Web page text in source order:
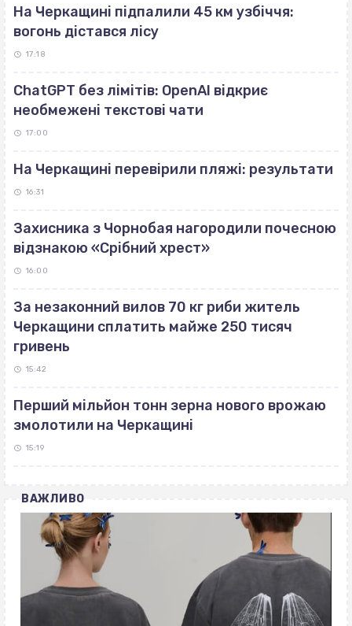
На Черкащині підпалили 45 км узбіччя:
вогонь дістався лісу
17:18
ChatGPT без лімітів: OpenAI відкриє
необмежені текстові чати
17:00
На Черкащині перевірили пляжі: результати
16:31
Захисника з Чорнобая нагородили почесною
відзнакою «Срібний хрест»
16:00
За незаконний вилов 70 кг риби житель
Черкащини сплатить майже 250 тисяч
гривень
15:42
Перший мільйон тонн зерна нового врожаю
змолотили на Черкащині
15:19
ВАЖЛИВО